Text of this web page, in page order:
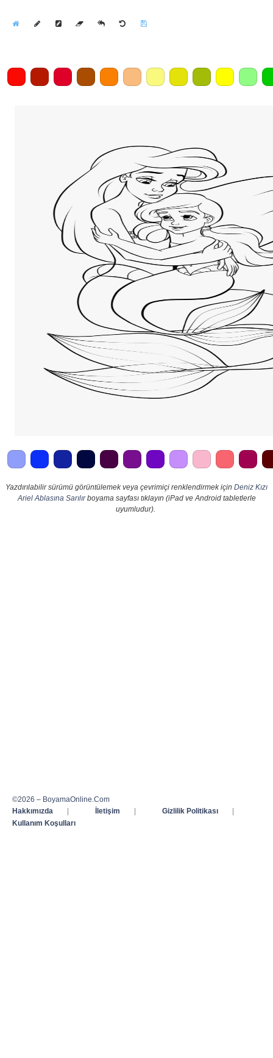
Yazdırılabilir sürümü görüntülemek veya çevrimiçi renklendirmek için Deniz Kızı
Ariel Ablasına Sarılırboyama sayfası tıklayın (iPad ve Android tabletlerle
uyumludur).
©2026 – BoyamaOnline.Com
Hakkımızda
| İletişim | Gizlilik Politikası
|
Kullanım Koşulları